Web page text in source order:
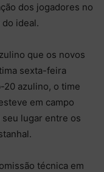
dos jogadores no
ideal.
que os novos
sexta-feira
20 azulino, o time
em campo
lugar entre os
técnica em